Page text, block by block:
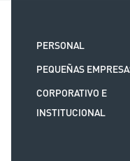
PERSONAL
PEQUEÑAS
CORPORATIVO E
INSTITUCIONAL